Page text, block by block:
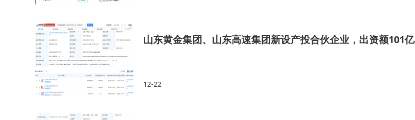
山东黄金集团、山东高速集团新设产投合伙企业，出资额101亿
12-22